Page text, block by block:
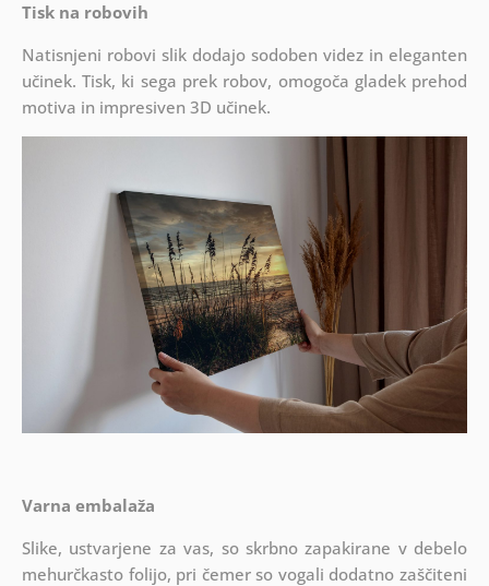
Tisk na robovih
Natisnjeni robovi slik dodajo sodoben videz in eleganten
učinek. Tisk, ki sega prek robov, omogoča gladek prehod
motiva in impresiven 3D učinek.
Varna embalaža
Slike, ustvarjene za vas, so skrbno zapakirane v debelo
mehurčkasto folijo, pri čemer so vogali dodatno zaščiteni